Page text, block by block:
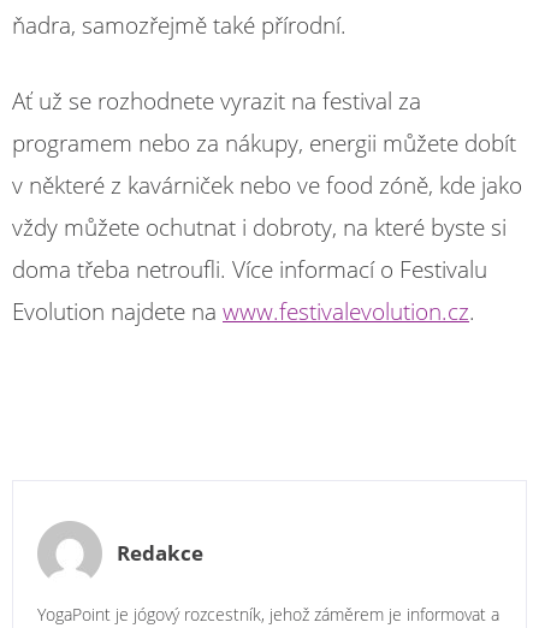
ňadra, samozřejmě také přírodní.
Ať už se rozhodnete vyrazit na festival za
programem nebo za nákupy, energii můžete dobít
v některé z kavárniček nebo ve food zóně, kde jako
vždy můžete ochutnat i dobroty, na které byste si
doma třeba netroufli. Více informací o Festivalu
Evolution najdete na www.festivalevolution.cz.
Redakce
YogaPoint je jógový rozcestník, jehož záměrem je informovat a